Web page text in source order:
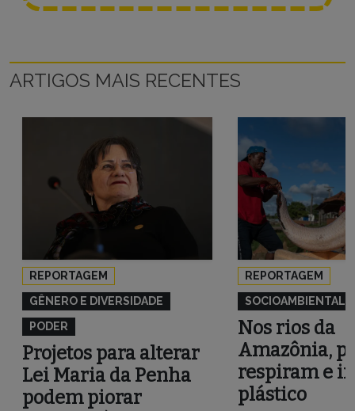
ARTIGOS MAIS RECENTES
REPORTAGEM
GÊNERO E DIVERSIDADE
PODER
Projetos para alterar
Lei Maria da Penha
podem piorar
REPORTAGEM
SOCIOAMBIENTAL
Nos rios da
Amazônia,
respiram e
plástico